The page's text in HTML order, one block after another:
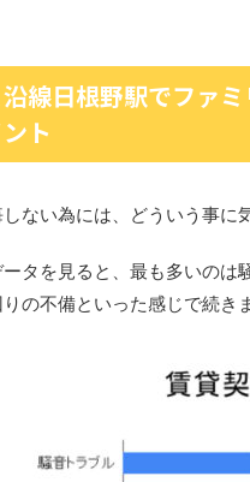
沿線日根野駅でファ
ト
ない為には、どういう事に
タを見ると、最も多いのは
の不備といった感じで続き